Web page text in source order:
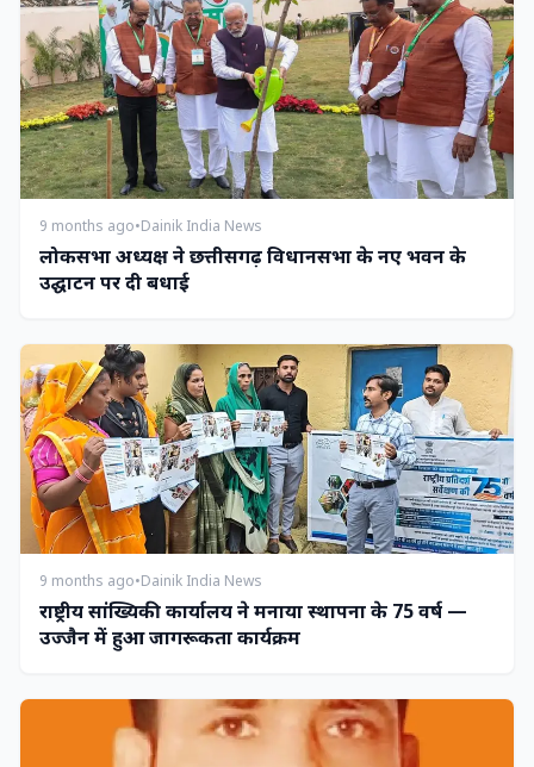
9 months ago•Dainik India News
लोकसभा अध्यक्ष ने छत्तीसगढ़ विधानसभा के नए भवन के
उद्घाटन पर दी बधाई
9 months ago•Dainik India News
राष्ट्रीय सांख्यिकी कार्यालय ने मनाया स्थापना के 75 वर्ष —
उज्जैन में हुआ जागरूकता कार्यक्रम